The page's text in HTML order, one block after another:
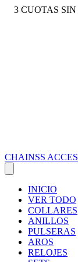
3 CUOTAS
CHAINSS
INICIO
VER TODO
COLLARES
ANILLOS
PULSERAS
AROS
RELOJES